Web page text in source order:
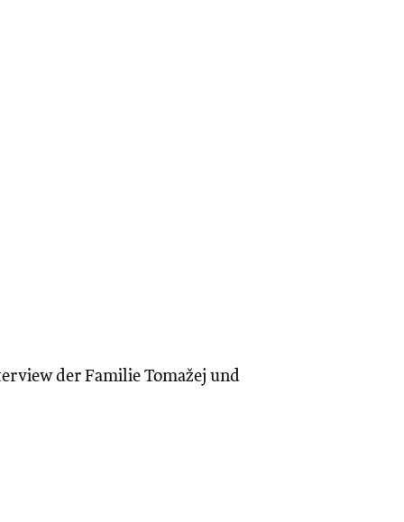
der Familie Tomažej und